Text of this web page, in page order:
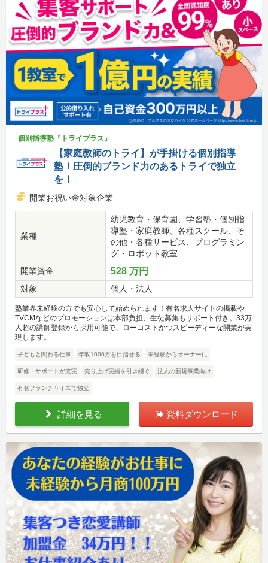
個別指導塾『トライプラス』
【家庭教師のトライ】が手掛ける個別指導
塾！圧倒的ブランド力のあるトライで独立
を！
開業お祝い金対象企業
業種
幼児教育・保育園、学習塾・個別指
導塾・家庭教師、各種スクール、そ
の他・各種サービス、プログラミン
グ・ロボット教室
開業資金
528 万円
対象 個人・法人
塾業界未経験の方でも安心して始められます！有名求人サイトの掲載や
TVCMなどのプロモーションは本部負担、生徒募集もサポート付き。33万
人超の講師登録から採用可能で、ローコストかつスピーディーな開業が実
現します。
子どもと関わる仕事 年収1000万を目指せる 未経験からオーナーに
研修・サポートが充実 売り上げ実績を引き継ぐ 法人の新規事業向け
有名フランチャイズで独立
詳細を見る 資料ダウンロード